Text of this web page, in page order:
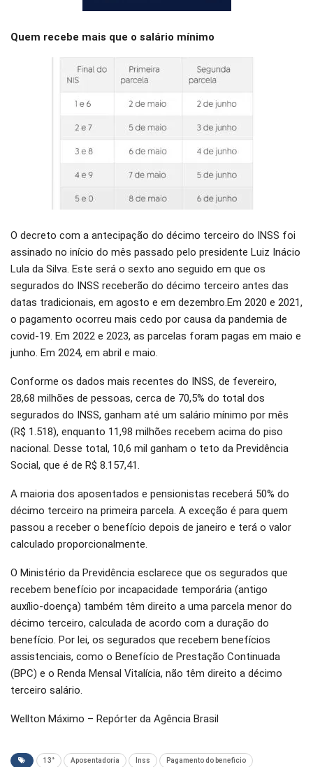
Quem recebe mais que o salário mínimo
O decreto com a antecipação do décimo terceiro do INSS foi
assinado no início do mês passado pelo presidente Luiz Inácio
Lula da Silva. Este será o sexto ano seguido em que os
segurados do INSS receberão do décimo terceiro antes das
datas tradicionais, em agosto e em dezembro.Em 2020 e 2021,
o pagamento ocorreu mais cedo por causa da pandemia de
covid-19. Em 2022 e 2023, as parcelas foram pagas em maio e
junho. Em 2024, em abril e maio.
Conforme os dados mais recentes do INSS, de fevereiro,
28,68 milhões de pessoas, cerca de 70,5% do total dos
segurados do INSS, ganham até um salário mínimo por mês
(R$ 1.518), enquanto 11,98 milhões recebem acima do piso
nacional. Desse total, 10,6 mil ganham o teto da Previdência
Social, que é de R$ 8.157,41.
A maioria dos aposentados e pensionistas receberá 50% do
décimo terceiro na primeira parcela. A exceção é para quem
passou a receber o benefício depois de janeiro e terá o valor
calculado proporcionalmente.
O Ministério da Previdência esclarece que os segurados que
recebem benefício por incapacidade temporária (antigo
auxílio-doença) também têm direito a uma parcela menor do
décimo terceiro, calculada de acordo com a duração do
benefício. Por lei, os segurados que recebem benefícios
assistenciais, como o Benefício de Prestação Continuada
(BPC) e o Renda Mensal Vitalícia, não têm direito a décimo
terceiro salário.
Wellton Máximo – Repórter da Agência Brasil
13° Aposentadoria Inss Pagamento do beneficio